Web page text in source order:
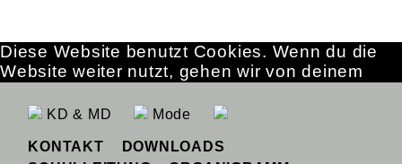
KD & MD Mode
KONTAKT
DOWNLOADS
Diese Website benutzt Cookies. Wenn du die
Website weiter nutzt, gehen wir von deinem